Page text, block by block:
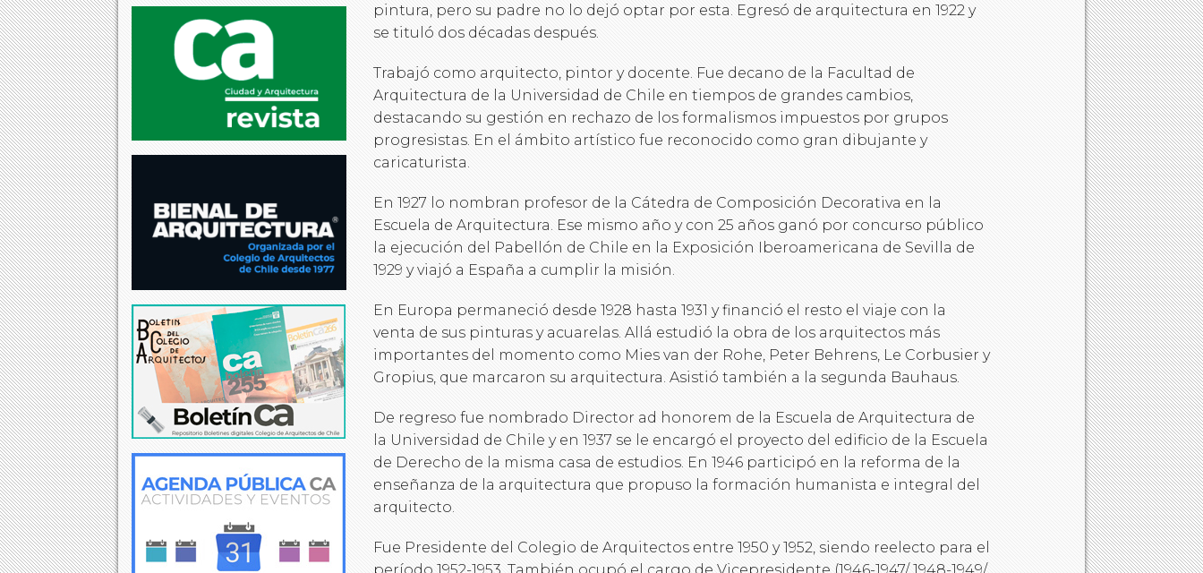
pintura, pero su padre no lo dejó optar por esta. Egresó de arquitectura en 1922 y
se tituló dos décadas después.
Trabajó como arquitecto, pintor y docente. Fue decano de la Facultad de
Arquitectura de la Universidad de Chile en tiempos de grandes cambios,
destacando su gestión en rechazo de los formalismos impuestos por grupos
progresistas. En el ámbito artístico fue reconocido como gran dibujante y
caricaturista.
En 1927 lo nombran profesor de la Cátedra de Composición Decorativa en la
Escuela de Arquitectura. Ese mismo año y con 25 años ganó por concurso público
la ejecución del Pabellón de Chile en la Exposición Iberoamericana de Sevilla de
1929 y viajó a España a cumplir la misión.
En Europa permaneció desde 1928 hasta 1931 y financió el resto el viaje con la
venta de sus pinturas y acuarelas. Allá estudió la obra de los arquitectos más
importantes del momento como Mies van der Rohe, Peter Behrens, Le Corbusier y
Gropius, que marcaron su arquitectura. Asistió también a la segunda Bauhaus.
De regreso fue nombrado Director ad honorem de la Escuela de Arquitectura de
la Universidad de Chile y en 1937 se le encargó el proyecto del edificio de la Escuela
de Derecho de la misma casa de estudios. En 1946 participó en la reforma de la
enseñanza de la arquitectura que propuso la formación humanista e integral del
arquitecto.
Fue Presidente del Colegio de Arquitectos entre 1950 y 1952, siendo reelecto para el